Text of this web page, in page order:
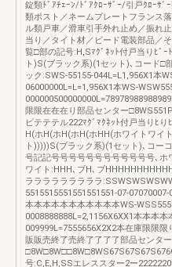
錠類ﾄﾞｱﾁｪｰﾝ/ﾄﾞｱｸﾛｰｻﾞｰ/引戸ｸﾛｰｻﾞ
類ポスト／ネームプレートフランス
ル類戸車／滑車引手外れ止め／振れ
当り／タイト材／ビード電装部品／
覧□部の記号:H,Sﾏｸﾞﾈｯﾄ付戸当りﾋﾞｰ
ト)S(ブラック系)(1セット)､コード□
ック:SWS-55155-044L=L1,956X1本
06000000L=L=1,956X1本WS-
限限在在在り部品センター
ピテテテル222ﾏｸﾞﾏｸﾈｯﾄ付戸当りﾋり
H(ホH(ホH(ホH(ホHH(ホワイトワイ
ト)))))S(ブラック系)(1セット)､コー
号記記号号号号号号号号号号号号､ホ
ワイト:HHH､ブH､ブ
ラララララララララ
5515515551551551551-07-07070007-
本本本本本本本本本本本WS-
0008888888L=2,1156X6XX1本本本
009999L=7555656X2X2本在庫限限
販販売終了売終了了了了部品センター
号:C,E,H,SSエレススター2ー